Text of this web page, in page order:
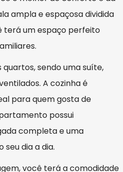
ampla e espaçosa dividida
terá um espaço perfeito
sendo uma suíte,
A cozinha é
para quem gosta de
possui
completa e uma
dia a dia.
você terá a comodidade